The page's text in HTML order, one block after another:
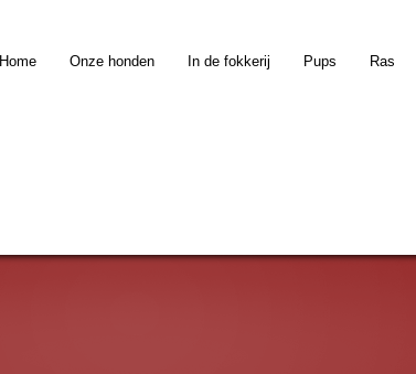
Home Onze honden In de fokkerij Pups Ras